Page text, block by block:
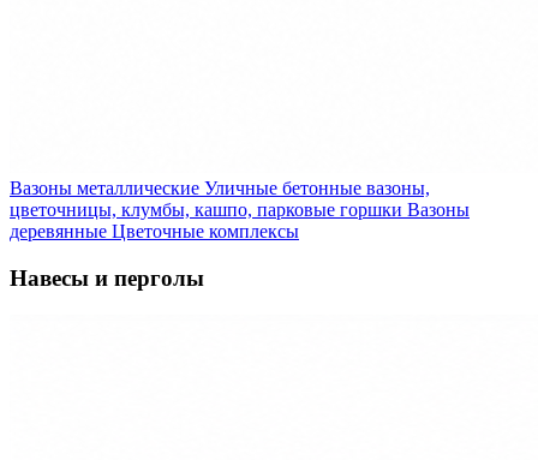
Вазоны металлические Уличные бетонные вазоны,
цветочницы, клумбы, кашпо, парковые горшки Вазоны
деревянные Цветочные комплексы
Навесы и перголы